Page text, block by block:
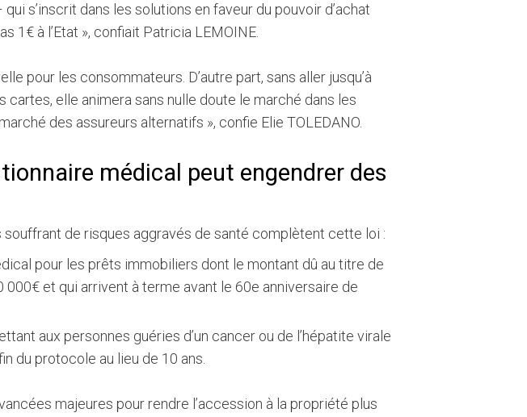
s’inscrit dans les solutions en faveur du pouvoir d’achat
1€ à l’Etat », confiait Patricia LEMOINE.
pour les consommateurs. D’autre part, sans aller jusqu’à
elle animera sans nulle doute le marché dans les
des assureurs alternatifs », confie Elie TOLEDANO.
médical peut engendrer des
de risques aggravés de santé complètent cette loi :
pour les prêts immobiliers dont le montant dû au titre de
000€ et qui arrivent à terme avant le 60e anniversaire de
aux personnes guéries d’un cancer ou de l’hépatite virale
du protocole au lieu de 10 ans.
majeures pour rendre l’accession à la propriété plus